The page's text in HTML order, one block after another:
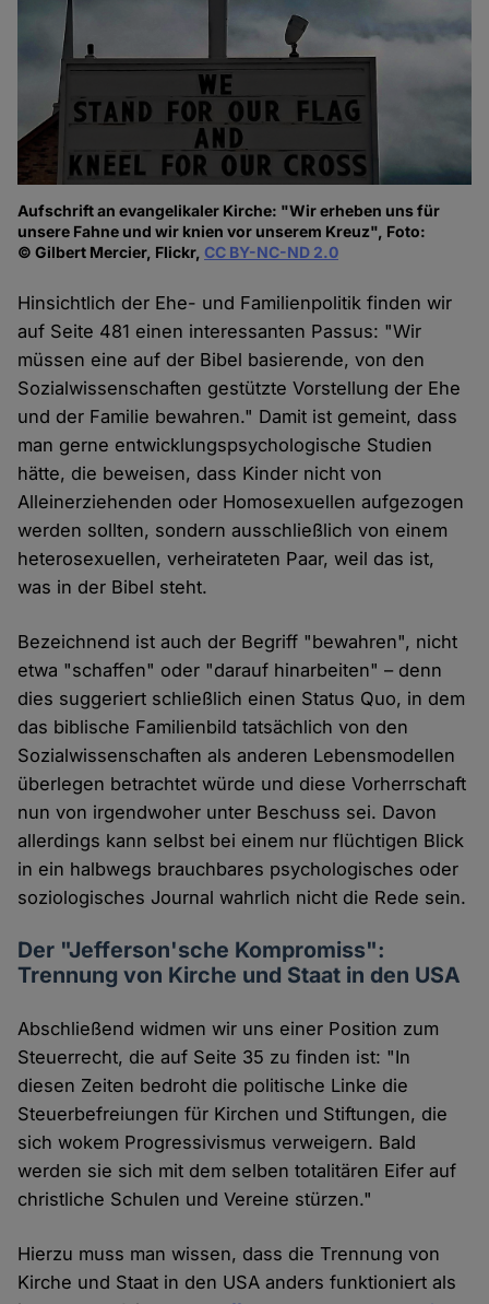
Aufschrift an evangelikaler Kirche: "Wir erheben uns für
unsere Fahne und wir knien vor unserem Kreuz", Foto:
© Gilbert Mercier, Flickr,CC BY-NC-ND 2.0
Hinsichtlich der Ehe- und Familienpolitik finden wir
auf Seite 481 einen interessanten Passus: "Wir
müssen eine auf der Bibel basierende, von den
Sozialwissenschaften gestützte Vorstellung der Ehe
und der Familie bewahren." Damit ist gemeint, dass
man gerne entwicklungspsychologische Studien
hätte, die beweisen, dass Kinder nicht von
Alleinerziehenden oder Homosexuellen aufgezogen
werden sollten, sondern ausschließlich von einem
heterosexuellen, verheirateten Paar, weil das ist,
was in der Bibel steht.
Bezeichnend ist auch der Begriff "bewahren", nicht
etwa "schaffen" oder "darauf hinarbeiten" – denn
dies suggeriert schließlich einen Status Quo, in dem
das biblische Familienbild tatsächlich von den
Sozialwissenschaften als anderen Lebensmodellen
überlegen betrachtet würde und diese Vorherrschaft
nun von irgendwoher unter Beschuss sei. Davon
allerdings kann selbst bei einem nur flüchtigen Blick
in ein halbwegs brauchbares psychologisches oder
soziologisches Journal wahrlich nicht die Rede sein.
Der "Jefferson'sche Kompromiss":
Trennung von Kirche und Staat in den USA
Abschließend widmen wir uns einer Position zum
Steuerrecht, die auf Seite 35 zu finden ist: "In
diesen Zeiten bedroht die politische Linke die
Steuerbefreiungen für Kirchen und Stiftungen, die
sich wokem Progressivismus verweigern. Bald
werden sie sich mit dem selben totalitären Eifer auf
christliche Schulen und Vereine stürzen."
Hierzu muss man wissen, dass die Trennung von
Kirche und Staat in den USA anders funktioniert als